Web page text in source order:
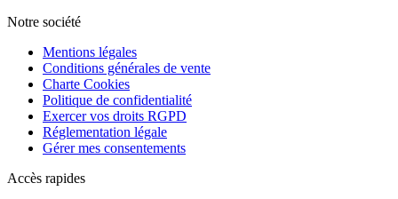
Notre société
Mentions légales
Conditions générales de vente
Charte Cookies
Politique de confidentialité
Exercer vos droits RGPD
Réglementation légale
Gérer mes consentements
Accès rapides